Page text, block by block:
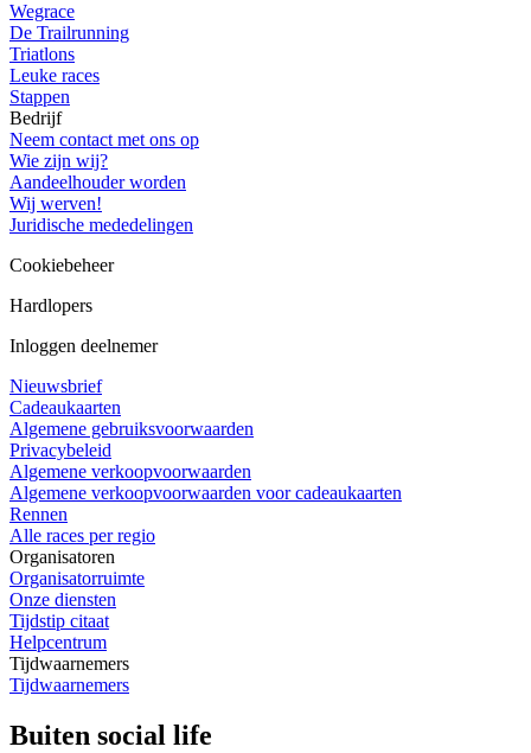
Wegrace
De Trailrunning
Triatlons
Leuke races
Stappen
Bedrijf
Neem contact met ons op
Wie zijn wij?
Aandeelhouder worden
Wij werven!
Juridische mededelingen
Cookiebeheer
Hardlopers
Inloggen deelnemer
Nieuwsbrief
Cadeaukaarten
Algemene gebruiksvoorwaarden
Privacybeleid
Algemene verkoopvoorwaarden
Algemene verkoopvoorwaarden voor cadeaukaarten
Rennen
Alle races per regio
Organisatoren
Organisatorruimte
Onze diensten
Tijdstip citaat
Helpcentrum
Tijdwaarnemers
Tijdwaarnemers
Buiten social life